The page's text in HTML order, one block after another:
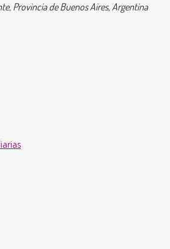
Provincia de Buenos Aires, Argentina